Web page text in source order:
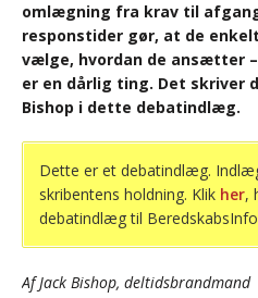
omlægning fra krav til
responstider gør, at de
vælge, hvordan de ansætter
er en dårlig ting. Det skriver
Bishop i dette debatindlæg.
Dette er et debatindlæg.
skribentens holdning. Klik her,
debatindlæg til
Af Jack Bishop, deltidsbrandmand